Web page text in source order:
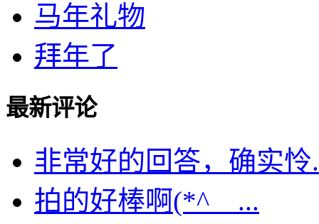
马年礼物
拜年了
最新评论
非常好的回答，确实怜
拍的好棒啊(*^__...